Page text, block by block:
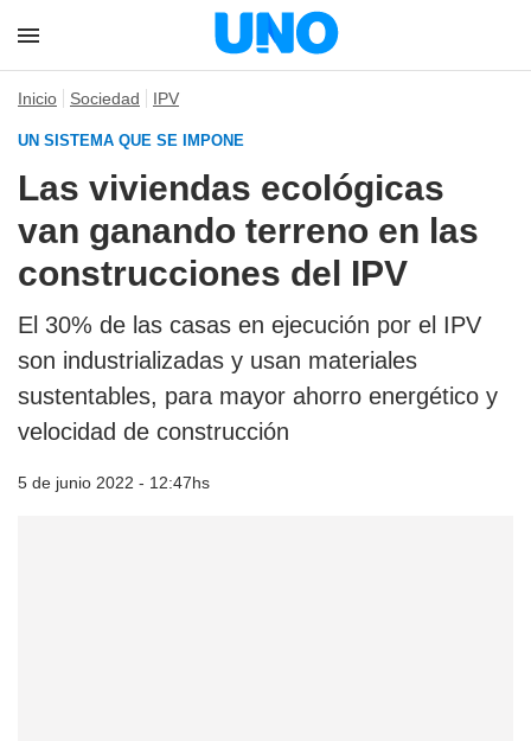
Inicio Sociedad IPV
UN SISTEMA QUE SE IMPONE
Las viviendas ecológicas
van ganando terreno en las
construcciones del IPV
El 30% de las casas en ejecución por el IPV
son industrializadas y usan materiales
sustentables, para mayor ahorro energético y
velocidad de construcción
5 de junio 2022 - 12:47hs